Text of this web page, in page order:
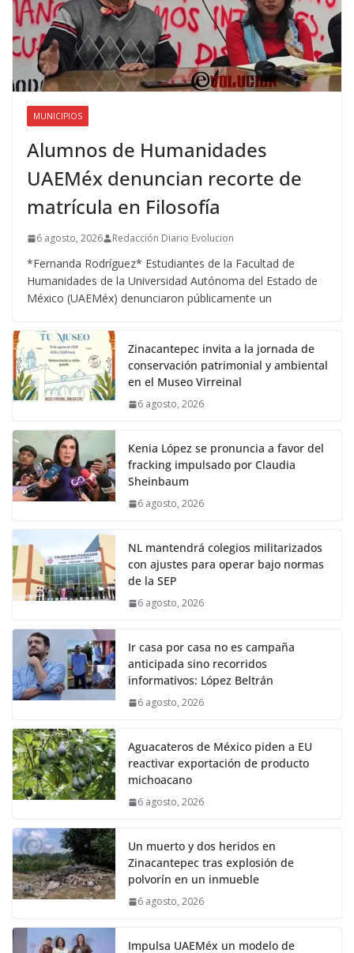
MUNICIPIOS
Alumnos de Humanidades
UAEMéx denuncian recorte de
matrícula en Filosofía
6 agosto, 2026 Redacción Diario Evolucion
*Fernanda Rodríguez* Estudiantes de la Facultad de
Humanidades de la Universidad Autónoma del Estado de
México (UAEMéx) denunciaron públicamente un
Zinacantepec invita a la jornada de
conservación patrimonial y ambiental
en el Museo Virreinal
6 agosto, 2026
Kenia López se pronuncia a favor del
fracking impulsado por Claudia
Sheinbaum
6 agosto, 2026
NL mantendrá colegios militarizados
con ajustes para operar bajo normas
de la SEP
6 agosto, 2026
Ir casa por casa no es campaña
anticipada sino recorridos
informativos: López Beltrán
6 agosto, 2026
Aguacateros de México piden a EU
reactivar exportación de producto
michoacano
6 agosto, 2026
Un muerto y dos heridos en
Zinacantepec tras explosión de
polvorín en un inmueble
6 agosto, 2026
Impulsa UAEMéx un modelo de